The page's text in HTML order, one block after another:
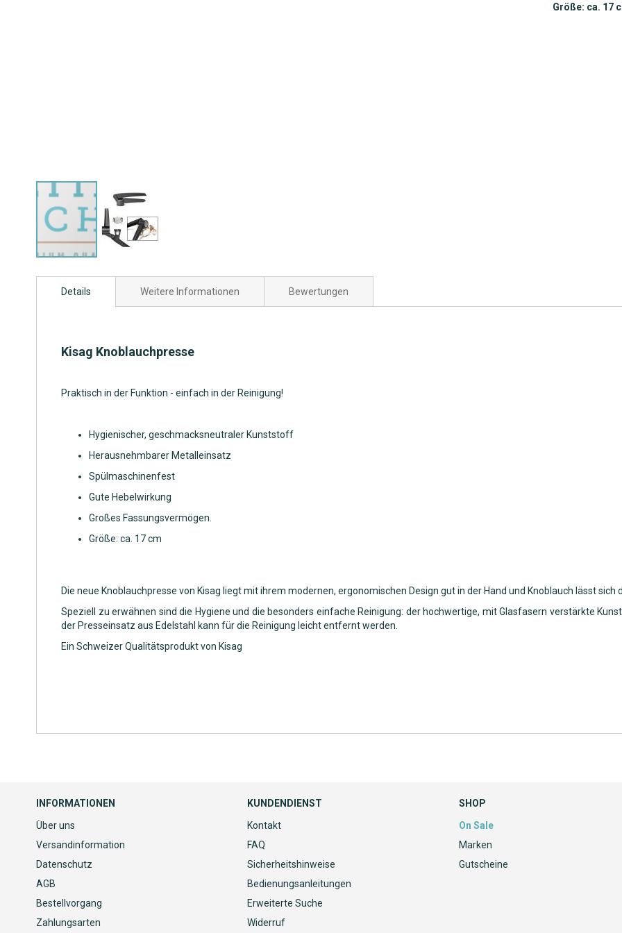
Anfang
Größe: ca. 17
Details
Kisag Knoblauchpresse
Praktisch in der Funktion - einfach in der Reinigung!
Hygienischer, geschmacksneutraler Kunststoff
Herausnehmbarer Metalleinsatz
Spülmaschinenfest
Gute Hebelwirkung
Großes Fassungsvermögen.
Größe: ca. 17 cm
Die neue Knoblauchpresse von Kisag liegt mit ihrem modernen, ergonomischen Design gut in der Hand und Knoblauch lässt
Speziell zu erwähnen sind die Hygiene und die besonders einfache Reinigung: der hochwertige, mit Glasfasern verstärkte
der Presseinsatz aus Edelstahl kann für die Reinigung leicht entfernt werden.
Ein Schweizer Qualitätsprodukt von Kisag
Weitere Informationen Bewertungen
INFORMATIONEN
Über uns
Versandinformation
Datenschutz
AGB
Bestellvorgang
Zahlungsarten
KUNDENDIENST
Kontakt
FAQ
Sicherheitshinweise
Bedienungsanleitungen
Erweiterte Suche
Widerruf
SHOP
On Sale
Marken
Gutscheine